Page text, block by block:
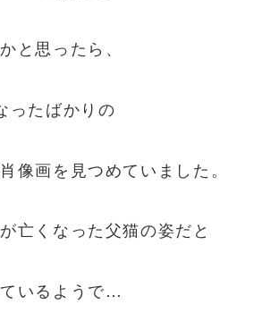
と思ったら、
ったばかりの
像画を見つめていました。
亡くなった父猫の姿だと
いるようで…